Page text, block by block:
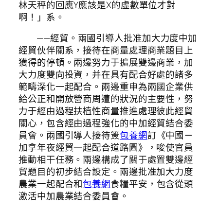
林天秤的回應Y應該是X的虛數單位才對
啊！」系。
——經貿。兩國引導人批准加大力度中加
經貿伙伴關系，接待在商量處理商業題目上
獲得的停頓。兩邊努力于擴展雙邊商業，加
大力度雙向投資，并在具有配合好處的諸多
範疇深化一起配合。兩邊重申為兩國企業供
給公正和開放營商周遭的狀況的主要性，努
力于經由過程扶植性商量推進處理彼此經貿
關心，包含經由過程強化的中加經貿結合委
員會。兩國引導人接待簽包養網訂《中國－
加拿年夜經貿一起配合道路圖》，唆使官員
推動相干任務。兩邊構成了關于處置雙邊經
貿題目的初步結合設定。兩邊批准加大力度
農業一起配合和包養網食糧平安，包含從頭
激活中加農業結合委員會。